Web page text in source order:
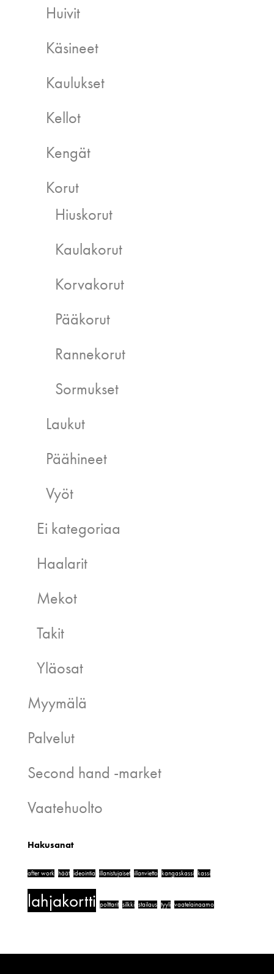
Huivit
Käsineet
Kaulukset
Kellot
Kengät
Korut
Hiuskorut
Kaulakorut
Korvakorut
Pääkorut
Rannekorut
Sormukset
Laukut
Päähineet
Vyöt
Ei kategoriaa
Haalarit
Mekot
Takit
Yläosat
Myymälä
Palvelut
Second hand -market
Vaatehuolto
Hakusanat
after work häät ideointia illanistujaiset illanvietto kangaskassi kassi
lahjakortti polttarit silkki stailaus tyyli vaatelainaamo